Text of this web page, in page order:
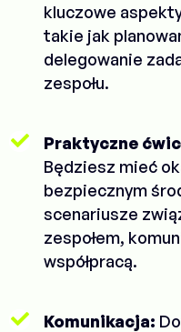
kluczowe
takie jak
delegowanie
zespołu.
Praktyczne
Będziesz mieć
bezpiecznym
scenariusze
zespołem,
współpracą.
Komunikacja: